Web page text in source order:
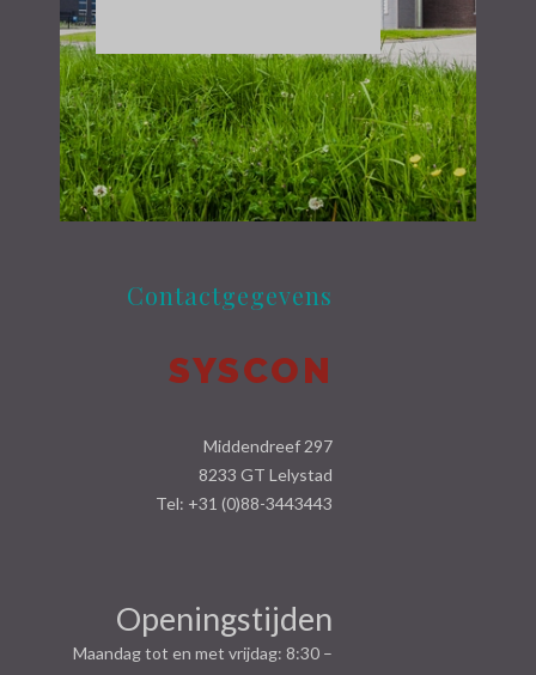
Contactgegevens
SYSCON
Middendreef 297
8233 GT Lelystad
Tel: +31 (0)88-3443443
Openingstijden
Maandag tot en met vrijdag: 8:30 –